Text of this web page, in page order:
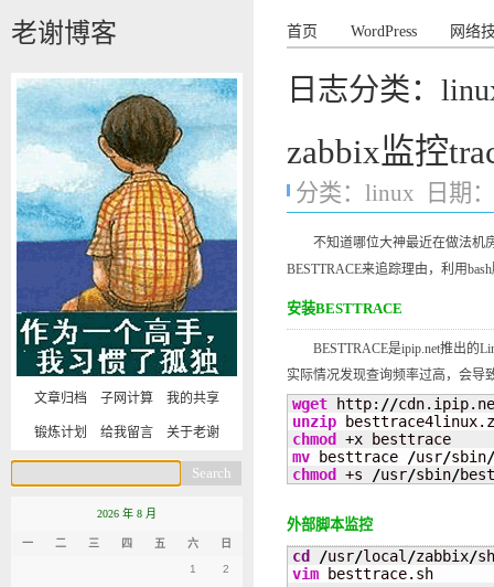
老谢博客 首页 WordPress 网络
日志分类：
zabbix监控
分类： linux 日期
不知道哪位大神最近在做法机房
BESTTRACE来追踪理由，利用
安装BESTTRACE
BESTTRACE是ipip.net推出的
实际情况发现查询频率过高，会导
wget http: //
unzip
chmod
mv besttrace /usr/sbin/
chmod
+s /usr/sbin/
外部脚本监控
cd /usr/local/zabbix/
vim besttrace.sh
文章归档 子网计算 我的共享
锻炼计划 给我留言 关于老谢
2026 年 8 月
一 二 三 四 五 六 日
1 2